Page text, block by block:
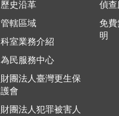
歷史沿革
管轄區域
科室業務介紹
為民服務中心
財團法人臺灣更生保
護會
財團法人犯罪被害人
偵查
免費
明